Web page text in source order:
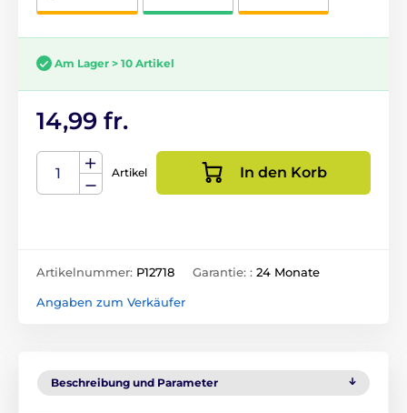
Am Lager > 10 Artikel
14,99 fr.
Artikel In den Korb
Artikelnummer: P12718 Garantie: : 24 Monate
Angaben zum Verkäufer
Beschreibung und Parameter